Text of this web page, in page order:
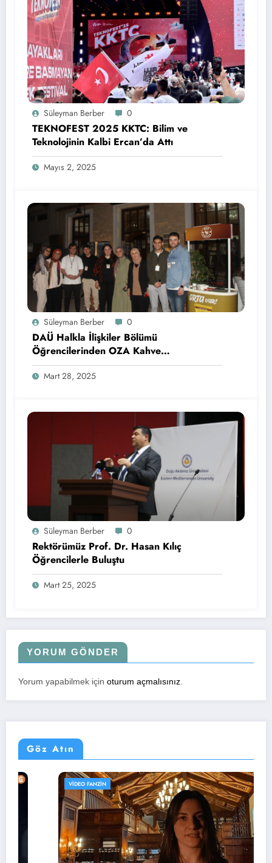
Süleyman Berber 0
TEKNOFEST 2025 KKTC: Bilim ve
Teknolojinin Kalbi Ercan’da Attı
Mayıs 2, 2025
Süleyman Berber 0
DAÜ Halkla İlişkiler Bölümü
Öğrencilerinden OZA Kahve
Sponsorluğunda Lezzetli Bir Etkinlik
Mart 28, 2025
Süleyman Berber 0
Rektörümüz Prof. Dr. Hasan Kılıç
Öğrencilerle Buluştu
Mart 25, 2025
YORUM GÖNDER
Yorum yapabilmek için oturum açmalısınız
Göz Atın